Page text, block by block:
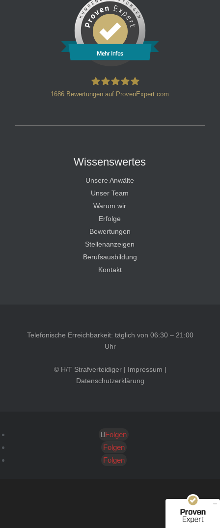
Mehr Infos
1686 Bewertungen auf ProvenExpert.com
Wissenswertes
Unsere Anwälte
Unser Team
Warum wir
Erfolge
Bewertungen
Stellenanzeigen
Berufsausbildung
Kontakt
Telefonische Erreichbarkeit: täglich von 06:30 – 21:00
Uhr
© H/T Strafverteidiger | Impressum |
Datenschutzerklärung
Folgen
Folgen
Folgen
Kundenbewertungen und Erfahrungen zu
SEHR GUT
40
Bewertungen auf